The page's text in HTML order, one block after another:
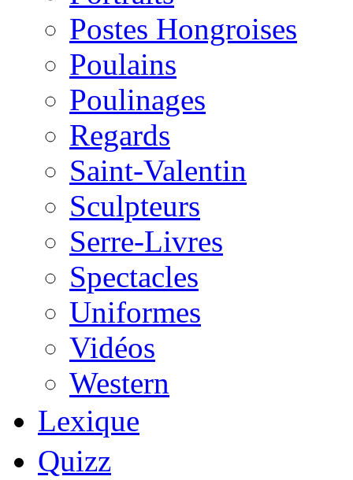
Postes Hongroises
Poulains
Poulinages
Regards
Saint-Valentin
Sculpteurs
Serre-Livres
Spectacles
Uniformes
Vidéos
Western
Lexique
Quizz